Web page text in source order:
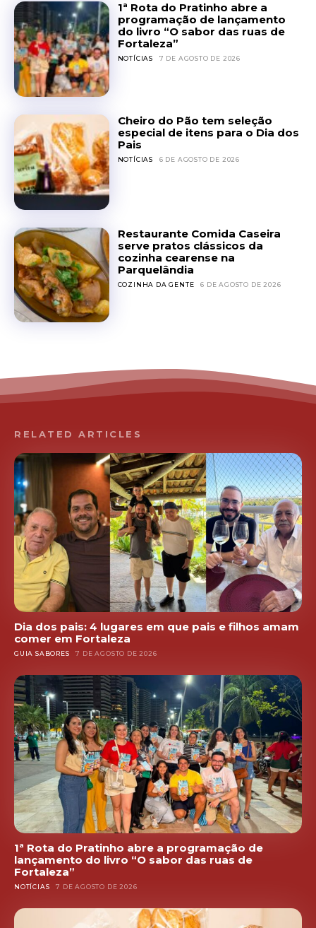
1ª Rota do Pratinho abre a
programação de lançamento
do livro “O sabor das ruas de
Fortaleza”
NOTÍCIAS 7 DE AGOSTO DE 2026
Cheiro do Pão tem seleção
especial de itens para o Dia dos
Pais
NOTÍCIAS 6 DE AGOSTO DE 2026
Restaurante Comida Caseira
serve pratos clássicos da
cozinha cearense na
Parquelândia
COZINHA DA GENTE 6 DE AGOSTO DE 2026
RELATED ARTICLES
Dia dos pais: 4 lugares em que pais e filhos amam
comer em Fortaleza
GUIA SABORES 7 DE AGOSTO DE 2026
1ª Rota do Pratinho abre a programação de
lançamento do livro “O sabor das ruas de
Fortaleza”
NOTÍCIAS 7 DE AGOSTO DE 2026